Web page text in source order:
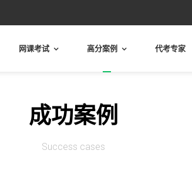
网课考试 高分案例 代考专家
成功案例
Success cases